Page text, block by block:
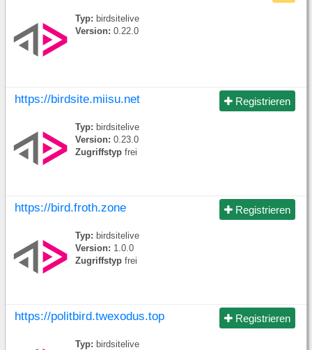
Typ: birdsitelive
Version: 0.22.0
Registrieren
https://birdsite.miisu.net
Typ: birdsitelive
Version: 0.23.0
Zugriffstyp frei
Registrieren
https://bird.froth.zone
Typ: birdsitelive
Version: 1.0.0
Zugriffstyp frei
Registrieren
https://politbird.twexodus.top
Typ: birdsitelive